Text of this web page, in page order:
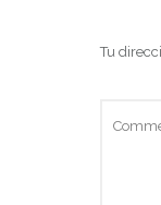
Tu